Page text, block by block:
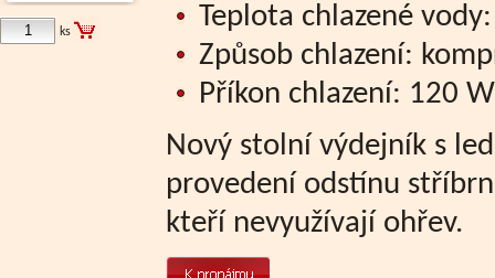
ks
Teplota chlazené
Způsob chlazení:
Příkon chlazení: 120 W
Nový stolní výdejník s
provedení odstínu
kteří nevyužívají ohřev.